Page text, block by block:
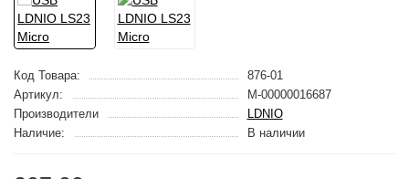
Код Товара:
876-01
Артикул:
M-00000016687
Производители
LDNIO
Наличие:
В наличии